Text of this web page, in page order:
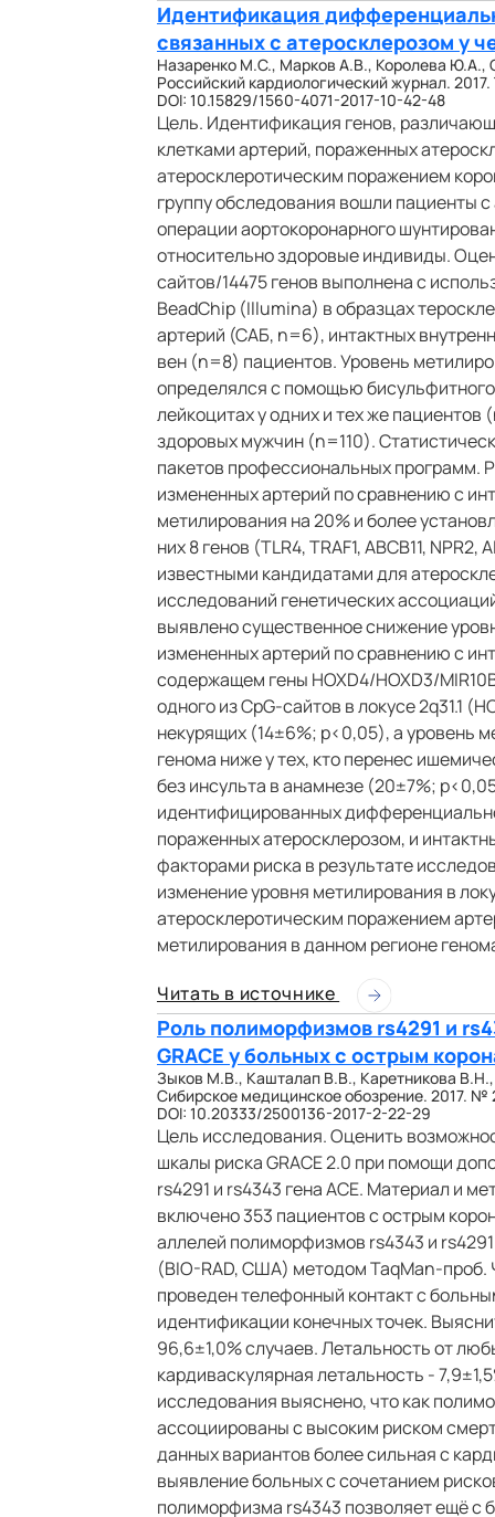
Идентификация
связанных с атеросклерозом у
Назаренко М.С., Марков А.В., Королева
Российский кардиологический журнал.
DOI: 10.15829/1560-4071-2017-10-42-48
Цель. Идентификация генов,
клетками артерий, пораженных
атеросклеротическим поражением
группу обследования вошли пациенты
операции аортокоронарного
относительно здоровые индивиды.
сайтов/14475 генов выполнена с
BeadChip (Illumina) в образцах
артерий (САБ, n=6), интактных
вен (n=8) пациентов. Уровень
определялся с помощью
лейкоцитах у одних и тех же
здоровых мужчин (n=110).
пакетов профессиональных программ.
измененных артерий по сравнению с
метилирования на 20% и более
них 8 генов (TLR4, TRAF1, ABCB11,
известными кандидатами для
исследований генетических
выявлено существенное снижение
измененных артерий по сравнению с
содержащем гены HOXD4/HOXD3/
одного из CpG-сайтов в локусе 2q31.1
некурящих (14±6%; p<0,05), а уровень
генома ниже у тех, кто перенес
без инсульта в анамнезе (20±7%;
идентифицированных
пораженных атеросклерозом, и
факторами риска в результате
изменение уровня метилирования в
атеросклеротическим поражением
метилирования в данном регионе
Читать в источнике
Роль полиморфизмов rs4291 и
GRACE у больных с острым
Зыков М.В., Кашталап В.В., Каретникова
Сибирское медицинское обозрение. 2017. №
DOI: 10.20333/2500136-2017-2-22-29
Цель исследования. Оценить
шкалы риска GRACE 2.0 при помощи
rs4291 и rs4343 гена ACE. Материал и
включено 353 пациентов с острым
аллелей полиморфизмов rs4343 и
(BIO-RAD, США) методом TaqMan-проб.
проведен телефонный контакт с
идентификации конечных точек.
96,6±1,0% случаев. Летальность от
кардиваскулярная летальность -
исследования выяснено, что как
ассоциированы с высоким риском
данных вариантов более сильная с
выявление больных с сочетанием
полиморфизма rs4343 позволяет ещё